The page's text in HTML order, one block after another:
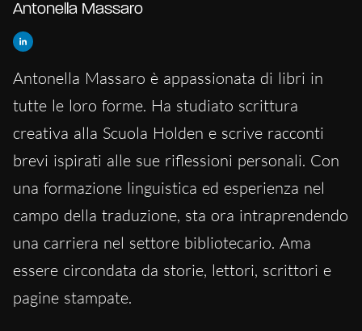
Antonella Massaro
Antonella Massaro è appassionata di libri in
tutte le loro forme. Ha studiato scrittura
creativa alla Scuola Holden e scrive racconti
brevi ispirati alle sue riflessioni personali. Con
una formazione linguistica ed esperienza nel
campo della traduzione, sta ora intraprendendo
una carriera nel settore bibliotecario. Ama
essere circondata da storie, lettori, scrittori e
pagine stampate.